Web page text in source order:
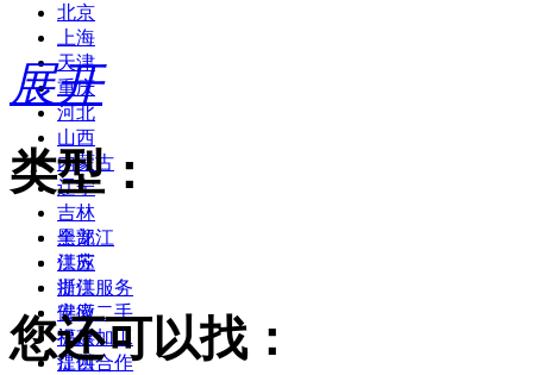
北京
上海
天津
重庆
河北
山西
内蒙古
辽宁
吉林
黑龙江
江苏
浙江
安徽
福建
江西
展开
类型：
全部
供应
提供服务
供应二手
提供加工
提供合作
您还可以找：